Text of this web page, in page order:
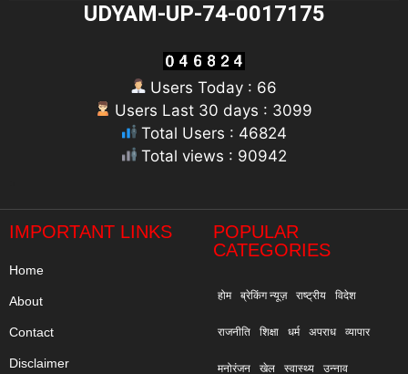
UDYAM-UP-74-0017175
Users Today : 66
Users Last 30 days : 3099
Total Users : 46824
Total views : 90942
IMPORTANT LINKS
Home
About
Contact
Disclaimer
POPULAR
CATEGORIES
होम ब्रेकिंग न्यूज़ राष्ट्रीय विदेश
राजनीति शिक्षा धर्म अपराध व्यापार
मनोरंजन खेल स्वास्थ्य उन्नाव